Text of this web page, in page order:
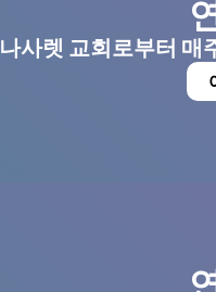
나사렛 교회로부터 매